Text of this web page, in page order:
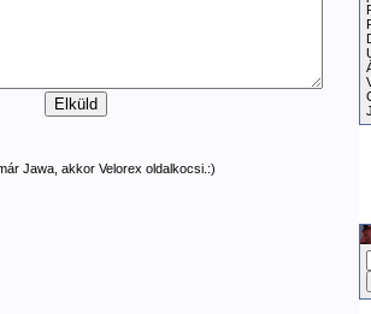
Jawa, akkor Velorex oldalkocsi.:)